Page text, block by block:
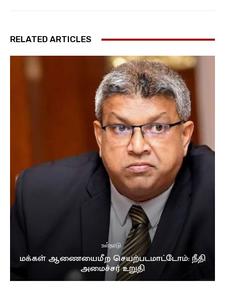
RELATED ARTICLES
உள்நாடு
மக்கள் ஆணையைமீற செயற்படமாட்டோம்: நீதி
அமைச்சர் உறுதி